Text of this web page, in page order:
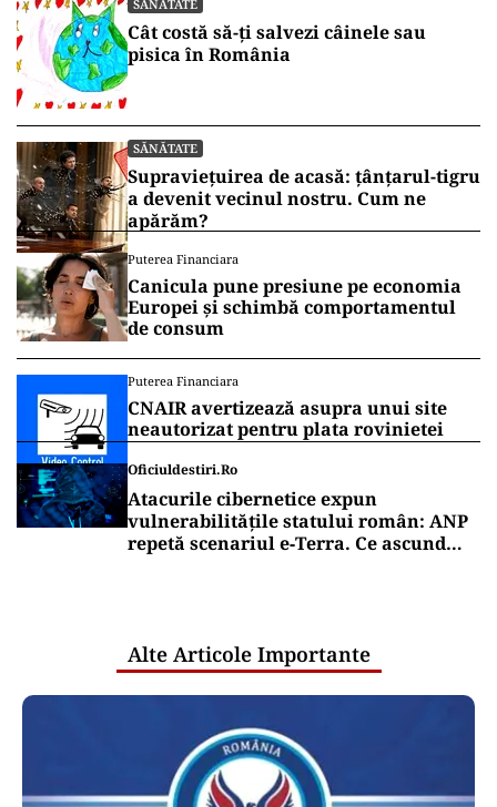
SĂNĂTATE
Cât costă să-ți salvezi câinele sau
pisica în România
SĂNĂTATE
Supraviețuirea de acasă: țânțarul-tigru
a devenit vecinul nostru. Cum ne
apărăm?
Puterea Financiara
Canicula pune presiune pe economia
Europei și schimbă comportamentul
de consum
Puterea Financiara
CNAIR avertizează asupra unui site
neautorizat pentru plata rovinietei
Oficiuldestiri.ro
Atacurile cibernetice expun
vulnerabilitățile statului român: ANP
repetă scenariul e‑Terra. Ce ascund
Alte Articole Importante